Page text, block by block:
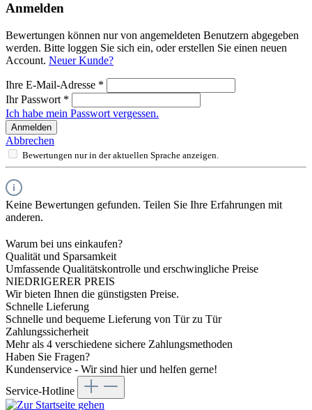
Anmelden
Bewertungen können nur von angemeldeten Benutzern abgegeben
werden. Bitte loggen Sie sich ein, oder erstellen Sie einen neuen
Account. Neuer Kunde?
Ihre E-Mail-Adresse *
Ihr Passwort *
Ich habe mein Passwort vergessen.
Anmelden
Abbrechen
Bewertungen nur in der aktuellen Sprache anzeigen.
Keine Bewertungen gefunden. Teilen Sie Ihre Erfahrungen mit
anderen.
Warum bei uns einkaufen?
Qualität und Sparsamkeit
Umfassende Qualitätskontrolle und erschwingliche Preise
NIEDRIGERER PREIS
Wir bieten Ihnen die günstigsten Preise.
Schnelle Lieferung
Schnelle und bequeme Lieferung von Tür zu Tür
Zahlungssicherheit
Mehr als 4 verschiedene sichere Zahlungsmethoden
Haben Sie Fragen?
Kundenservice - Wir sind hier und helfen gerne!
Service-Hotline